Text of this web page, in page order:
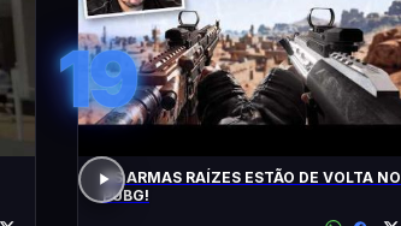
19
AS ARMAS RAÍZES ESTÃO DE VOLTA NO
PUBG!